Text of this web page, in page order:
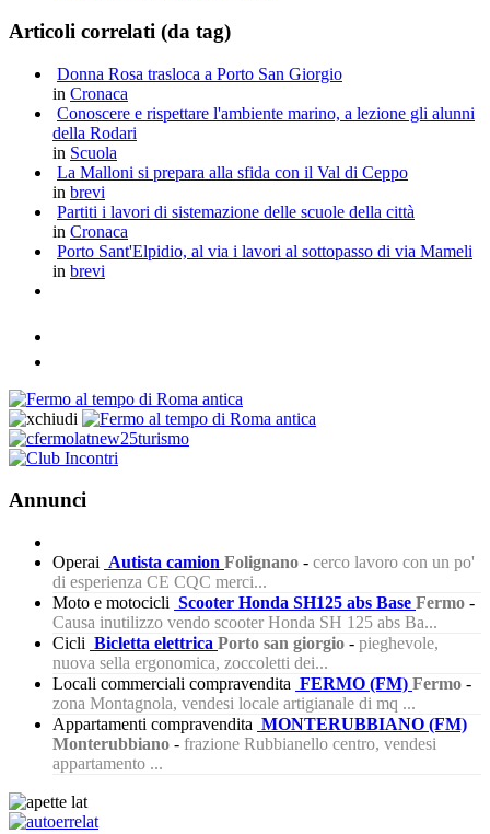
Articoli correlati (da tag)
Donna Rosa trasloca a Porto San Giorgio
in Cronaca
Conoscere e rispettare l'ambiente marino, a lezione gli alunni
della Rodari
in Scuola
La Malloni si prepara alla sfida con il Val di Ceppo
in brevi
Partiti i lavori di sistemazione delle scuole della città
in Cronaca
Porto Sant'Elpidio, al via i lavori al sottopasso di via Mameli
in brevi
Annunci
Operai Autista camion Folignano - cerco lavoro con un po'
di esperienza CE CQC merci...
Moto e motocicli Scooter Honda SH125 abs Base Fermo -
Causa inutilizzo vendo scooter Honda SH 125 abs Ba...
Cicli Bicletta elettrica Porto san giorgio - pieghevole,
nuova sella ergonomica, zoccoletti dei...
Locali commerciali compravendita FERMO (FM) Fermo -
zona Montagnola, vendesi locale artigianale di mq ...
Appartamenti compravendita MONTERUBBIANO (FM)
Monterubbiano - frazione Rubbianello centro, vendesi
appartamento ...